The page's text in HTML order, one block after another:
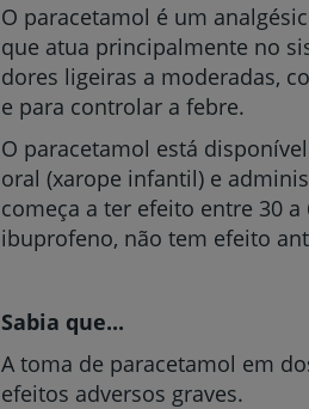
O paracetamol é um
que atua principalmente no
dores ligeiras a moderadas,
e para controlar a febre.
O paracetamol está
oral (xarope infantil) e
começa a ter efeito entre 30
ibuprofeno, não tem efeito
Sabia que...
A toma de paracetamol em
efeitos adversos graves.